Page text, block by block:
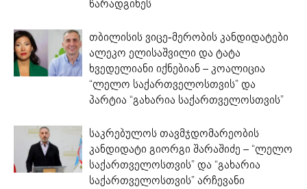
წარადგინეს
თბილისის ვიცე-მერობის კანდიდატები
ალეკო ელისაშვილი და ტატა
ხვედელიანი იქნებიან – კოალიცია
“ლელო საქართველოსთვის” და
პარტია “გახარია საქართველოსთვის”
საკრებულოს თავმჯდომარეობის
კანდიდატი გიორგი შარაშიძე – “ლელო
საქართველოსთვის” და “გახარია
საქართველოსთვის” არჩევანი